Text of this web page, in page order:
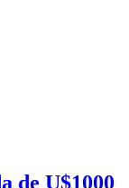
de U$1000